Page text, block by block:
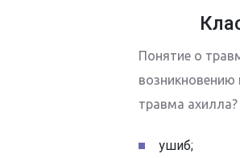
Понятие о
возникновению
травма
ушиб;